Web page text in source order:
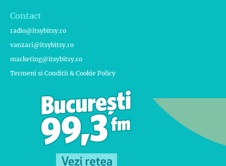
Contact
radio@itsybitsy.ro
vanzari@itsybitsy.ro
marketing@itsybitsy.ro
Termeni si Conditii & Cookie Policy